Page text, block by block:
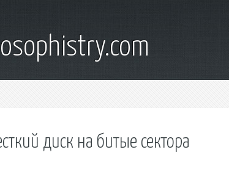
диск на битые сектора